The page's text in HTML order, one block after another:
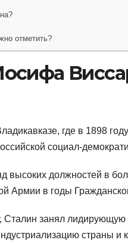
отметить?
где в 1898
социал-
высоких должностей в
Армии в годы
занял лидирующую
страны и